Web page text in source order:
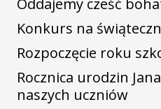
Oddajemy cześć
Konkurs na
Rozpoczęcie roku
Rocznica urodzin
naszych uczniów